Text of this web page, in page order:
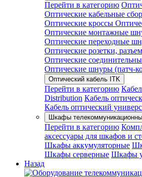
Перейти в категорию
Оптические кабельные
Оптические кроссы
Оптические монтажные
Оптические переходные
Оптические розетки,
Оптические
Оптические шнуры (патч-
Оптический кабель ITK
Перейти в категорию
Distribution Кабель
Кабель оптический
Шкафы
Перейти в категорию
аксессуары для шкафов и
Шкафы аккумуляторные
Шкафы серверные Шкафы
Назад